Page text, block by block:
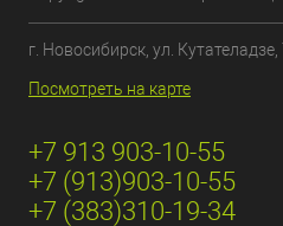
г. Новосибирск, ул. Кутателадзе,
Посмотреть на карте
+7 913 903-10-55
+7 (913)903-10-55
+7 (383)310-19-34